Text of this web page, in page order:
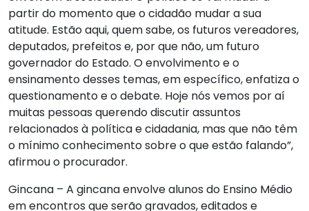
partir do momento que o cidadão mudar a sua
atitude. Estão aqui, quem sabe, os futuros vereadores,
deputados, prefeitos e, por que não, um futuro
governador do Estado. O envolvimento e o
ensinamento desses temas, em específico, enfatiza o
questionamento e o debate. Hoje nós vemos por aí
muitas pessoas querendo discutir assuntos
relacionados à política e cidadania, mas que não têm
o mínimo conhecimento sobre o que estão falando”,
afirmou o procurador.
Gincana – A gincana envolve alunos do Ensino Médio
em encontros que serão gravados, editados e